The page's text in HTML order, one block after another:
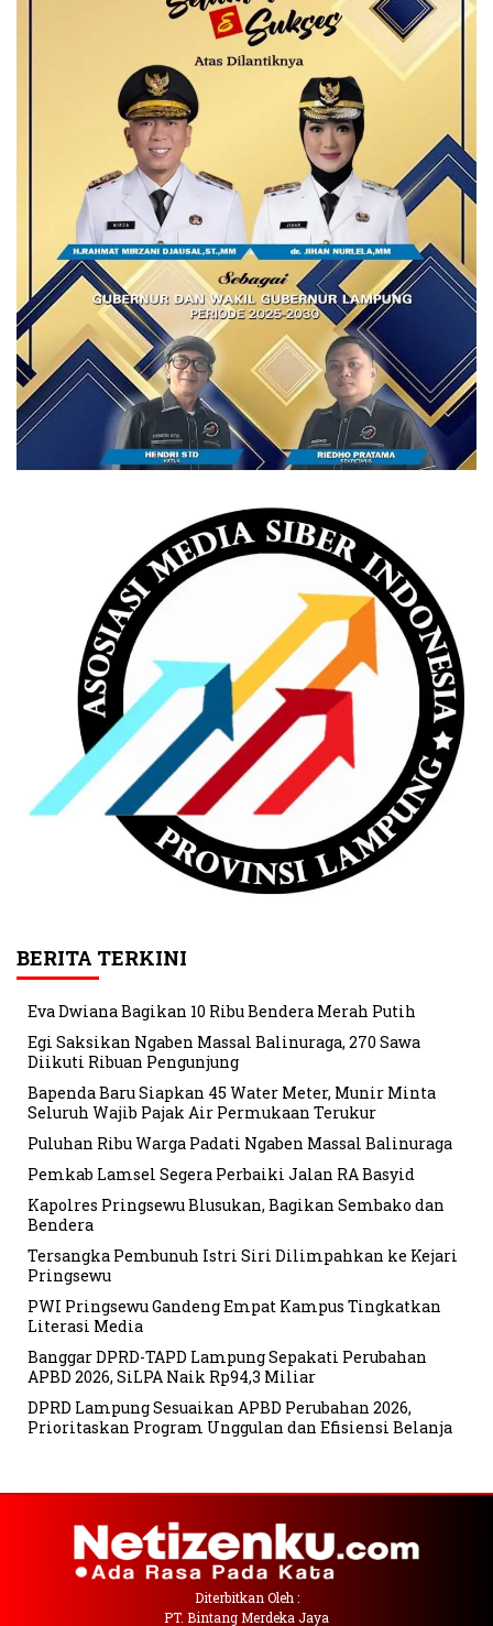
BERITA TERKINI
Eva Dwiana Bagikan 10 Ribu Bendera Merah Putih
Egi Saksikan Ngaben Massal Balinuraga, 270 Sawa
Diikuti Ribuan Pengunjung
Bapenda Baru Siapkan 45 Water Meter, Munir Minta
Seluruh Wajib Pajak Air Permukaan Terukur
Puluhan Ribu Warga Padati Ngaben Massal Balinuraga
Pemkab Lamsel Segera Perbaiki Jalan RA Basyid
Kapolres Pringsewu Blusukan, Bagikan Sembako dan
Bendera
Tersangka Pembunuh Istri Siri Dilimpahkan ke Kejari
Pringsewu
PWI Pringsewu Gandeng Empat Kampus Tingkatkan
Literasi Media
Banggar DPRD-TAPD Lampung Sepakati Perubahan
APBD 2026, SiLPA Naik Rp94,3 Miliar
DPRD Lampung Sesuaikan APBD Perubahan 2026,
Prioritaskan Program Unggulan dan Efisiensi Belanja
Diterbitkan Oleh :
PT. Bintang Merdeka Jaya